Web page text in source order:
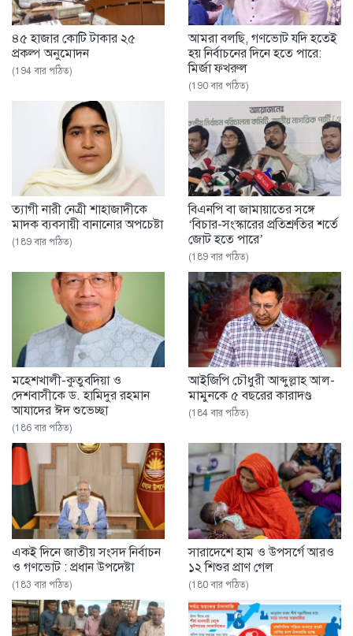
৪৫ হাজার কোটি টাকার ২৫
প্রকল্প অনুমোদন
(194 বার পঠিত)
আমরা বলছি, গণভোট যদি হতেই
হয় নির্বাচনের দিনে হতে পারে:
মির্জা ফখরুল
(190 বার পঠিত)
ত্যাগী নারী নেত্রী শাহাজাদীকে
মাদক ব্যবসায়ী বানানোর অপচেষ্টা
(189 বার পঠিত)
বিএনপি বা জামায়াতের সঙ্গে
‘বিচার-সংস্কারের প্রতিশ্রুতির শর্তে
জোট হতে পারে’
(189 বার পঠিত)
মহেশখালী-কুতুবদিয়া ও
দেশবাসীকে ড. হামিদুর রহমান
আযাদের ঈদ শুভেচ্ছা
(186 বার পঠিত)
আইজিপি চৌধুরী আব্দুল্লাহ আল-
মামুনকে ৫ বছরের কারাদণ্ড
(184 বার পঠিত)
একই দিনে জাতীয় সংসদ নির্বাচন
ও গণভোট : প্রধান উপদেষ্টা
(183 বার পঠিত)
সারাদেশে হাম ও উপসর্গে আরও
১২ শিশুর প্রাণ গেল
(180 বার পঠিত)